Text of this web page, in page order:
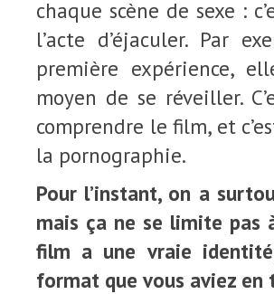
chaque scène de sexe :
l’acte d’éjaculer. Par
première expérience,
moyen de se réveiller.
comprendre le film, et
la pornographie.
Pour l’instant, on a
mais ça ne se limite pas
film a une vraie
format que vous aviez en